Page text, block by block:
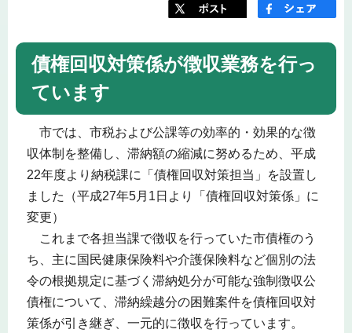
債権回収対策係が徴収業務を行っ
ています
市では、市税および公課等の効率的・効果的な徴
収体制を整備し、滞納額の縮減に努めるため、平成
22年度より納税課に「債権回収対策担当」を設置し
ました（平成27年5月1日より「債権回収対策係」に
変更）
これまで各担当課で徴収を行っていた市債権のう
ち、主に国民健康保険料や介護保険料など個別の法
令の根拠規定に基づく滞納処分が可能な強制徴収公
債権について、滞納繰越分の困難案件を債権回収対
策係が引き継ぎ、一元的に徴収を行っています。